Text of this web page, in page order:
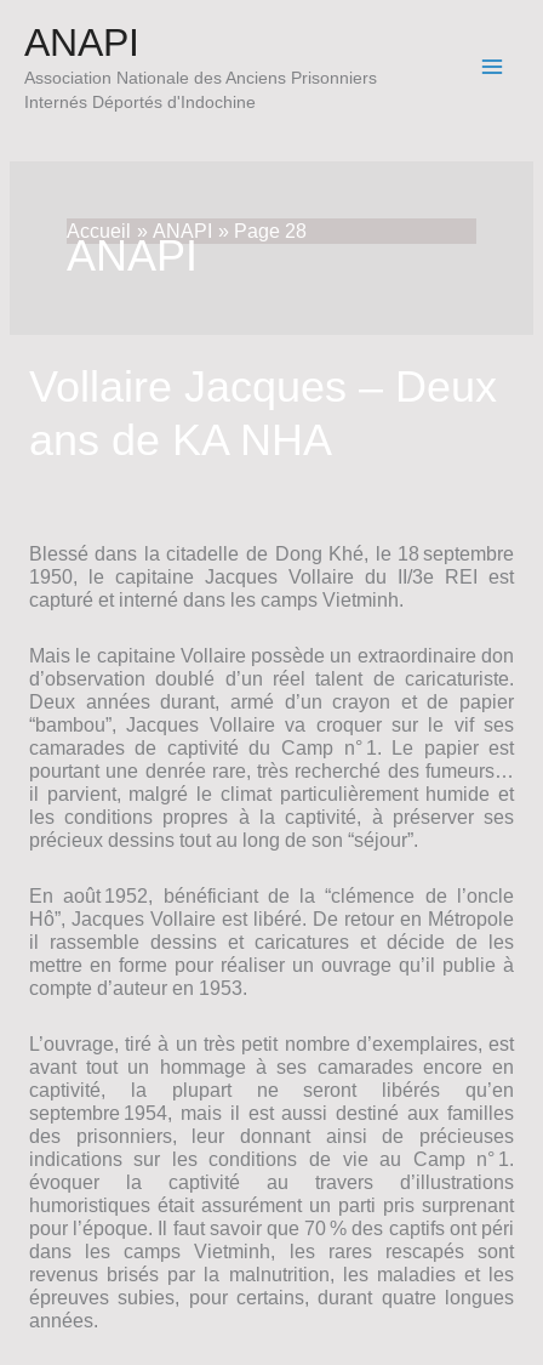
contenu
ANAPI
Association Nationale des Anciens Prisonniers
Internés Déportés d'Indochine
Accueil ANAPI Page 28
ANAPI
Vollaire Jacques – Deux
ans de KA NHA
Blessé dans la citadelle de Dong Khé, le 18 septembre
1950, le capitaine Jacques Vollaire du II/3e REI est
capturé et interné dans les camps Vietminh.
Mais le capitaine Vollaire possède un extraordinaire don
d’observation doublé d’un réel talent de caricaturiste.
Deux années durant, armé d’un crayon et de papier
“bambou”, Jacques Vollaire va croquer sur le vif ses
camarades de captivité du Camp n° 1. Le papier est
pourtant une denrée rare, très recherché des fumeurs…
il parvient, malgré le climat particulièrement humide et
les conditions propres à la captivité, à préserver ses
précieux dessins tout au long de son “séjour”.
En août 1952, bénéficiant de la “clémence de l’oncle
Hô”, Jacques Vollaire est libéré. De retour en Métropole
il rassemble dessins et caricatures et décide de les
mettre en forme pour réaliser un ouvrage qu’il publie à
compte d’auteur en 1953.
L’ouvrage, tiré à un très petit nombre d’exemplaires, est
avant tout un hommage à ses camarades encore en
captivité, la plupart ne seront libérés qu’en
septembre 1954, mais il est aussi destiné aux familles
des prisonniers, leur donnant ainsi de précieuses
indications sur les conditions de vie au Camp n° 1.
évoquer la captivité au travers d’illustrations
humoristiques était assurément un parti pris surprenant
pour l’époque. Il faut savoir que 70 % des captifs ont péri
dans les camps Vietminh, les rares rescapés sont
revenus brisés par la malnutrition, les maladies et les
épreuves subies, pour certains, durant quatre longues
années.